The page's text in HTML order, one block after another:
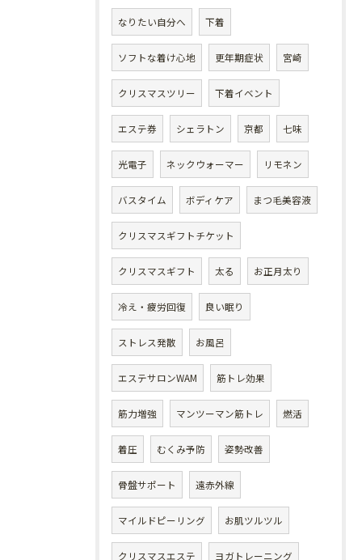
なりたい自分へ 下着
ソフトな着け心地 更年期症状 宮崎
クリスマスツリー 下着イベント
エステ券 シェラトン 京都 七味
光電子 ネックウォーマー リモネン
バスタイム ボディケア まつ毛美容液
クリスマスギフトチケット
クリスマスギフト 太る お正月太り
冷え・疲労回復 良い眠り
ストレス発散 お風呂
エステサロンWAM 筋トレ効果
筋力増強 マンツーマン筋トレ 燃活
着圧 むくみ予防 姿勢改善
骨盤サポート 遠赤外線
マイルドピーリング お肌ツルツル
クリスマスエステ ヨガトレーニング